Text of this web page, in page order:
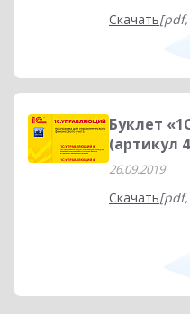
Скачать
Буклет
(артикул
26.09.2019
Скачать